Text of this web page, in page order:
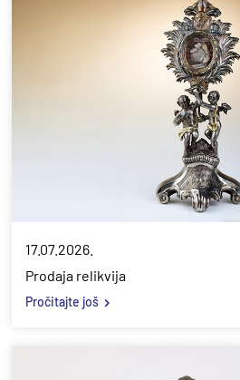
17.07.2026.
Prodaja relikvija
Pročitajte još